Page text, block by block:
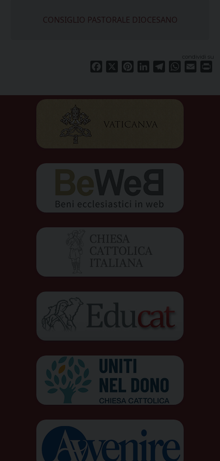
CONSIGLIO PASTORALE DIOCESANO
condividi su
Facebook PinterestLinkedInTelegramWhatsApp
Email